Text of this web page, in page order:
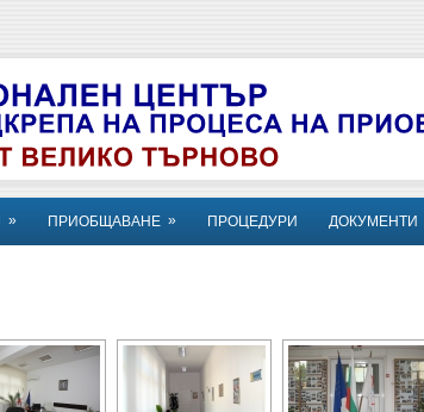
» ПРИОБЩАВАНЕ » ПРОЦЕДУРИ ДОКУМЕНТИ